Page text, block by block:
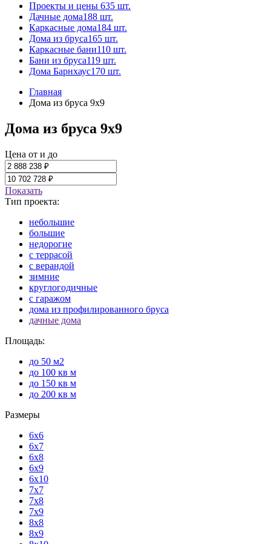
Проекты и цены 635 шт.
Дачные дома188 шт.
Каркасные дома184 шт.
Дома из бруса165 шт.
Каркасные бани110 шт.
Бани из бруса119 шт.
Дома Барнхаус170 шт.
Главная
Дома из бруса 9x9
Дома из бруса 9x9
Цена от и до
Показать
Тип проекта:
небольшие
большие
недорогие
с террасой
с верандой
зимние
круглогодичные
с гаражом
дома из профилированного бруса
дачные дома
Площадь:
до 50 м2
до 100 кв м
до 150 кв м
до 200 кв м
Размеры
6x6
6x7
6x8
6x9
6x10
7x7
7x8
7x9
8x8
8x9